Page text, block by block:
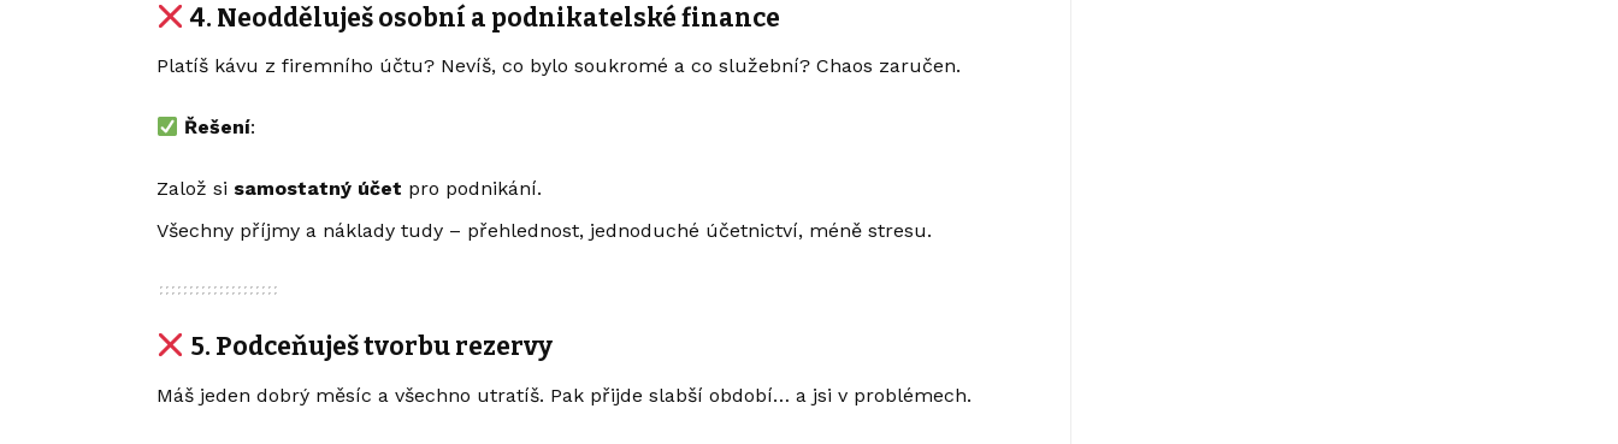
4. Neodděluješ osobní a podnikatelské finance
Platíš kávu z firemního účtu? Nevíš, co bylo soukromé a co služební? Chaos zaručen.
Řešení:
Založ si samostatný účet pro podnikání.
Všechny příjmy a náklady tudy – přehlednost, jednoduché účetnictví, méně stresu.
5. Podceňuješ tvorbu rezervy
Máš jeden dobrý měsíc a všechno utratíš. Pak přijde slabší období… a jsi v problémech.